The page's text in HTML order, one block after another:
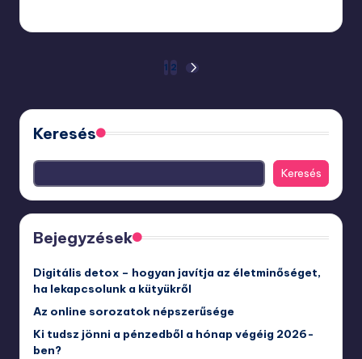
Bejegyzések
lapozása
1 2
NEXT
Keresés
Keresés
Bejegyzések
Digitális detox – hogyan javítja az életminőséget,
ha lekapcsolunk a kütyükről
Az online sorozatok népszerűsége
Ki tudsz jönni a pénzedből a hónap végéig 2026-
ben?